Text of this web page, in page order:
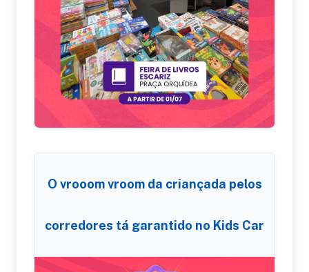
O vrooom vroom da criançada pelos
corredores tá garantido no Kids Car